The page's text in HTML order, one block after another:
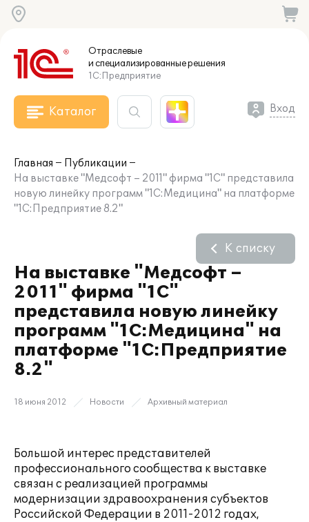
Отраслевые
и специализированныерешения
1С:Предприятие
Каталог Вход
Главная
Публикации
На выставке "Медсофт – 2011" фирма "1С" представила
новую линейку программ "1С:Медицина" на платформе
"1С:Предприятие 8.2"
На выставке "Медсофт –
2011" фирма "1С"
представила новую линейку
программ "1С:Медицина" на
платформе "1С:Предприятие
8.2"
К списку
18 июня 2012 Новости Архивный материал
Большой интерес представителей
профессионального сообщества к выставке
связан с реализацией программы
модернизации здравоохранения субъектов
Российской Федерации в 2011-2012 годах,